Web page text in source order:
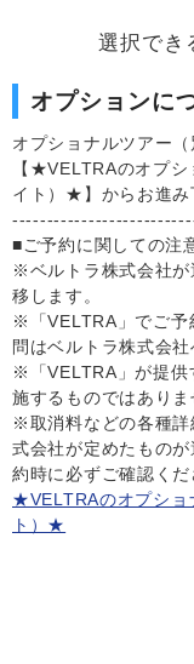
選択でき
オプションに
オプショナルツアー
【★VELTRAのオプ
イト）★】からお進み
■ご予約に関しての注
※ベルトラ株式会社が
移します。
※「VELTRA」でご予
問はベルトラ株式会
※「VELTRA」が提供
施するものではありま
※取消料などの各種詳
式会社が定めたもの
約時に必ずご確認くだ
★VELTRAのオプショ
ト）★